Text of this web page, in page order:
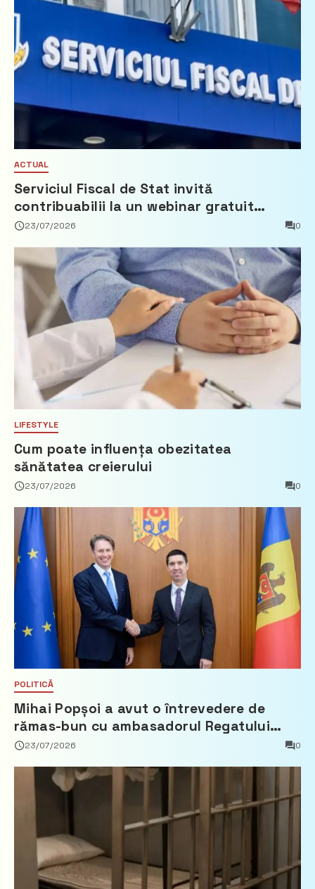
ACTUAL
Serviciul Fiscal de Stat invită
contribuabilii la un webinar gratuit
privind calculul impozitului pe bunurile
23/07/2026 0
LIFESTYLE
Cum poate influența obezitatea
sănătatea creierului
23/07/2026 0
POLITICĂ
Mihai Popșoi a avut o întrevedere de
rămas-bun cu ambasadorul Regatului
Țărilor de Jos, Fred Duijn
23/07/2026 0